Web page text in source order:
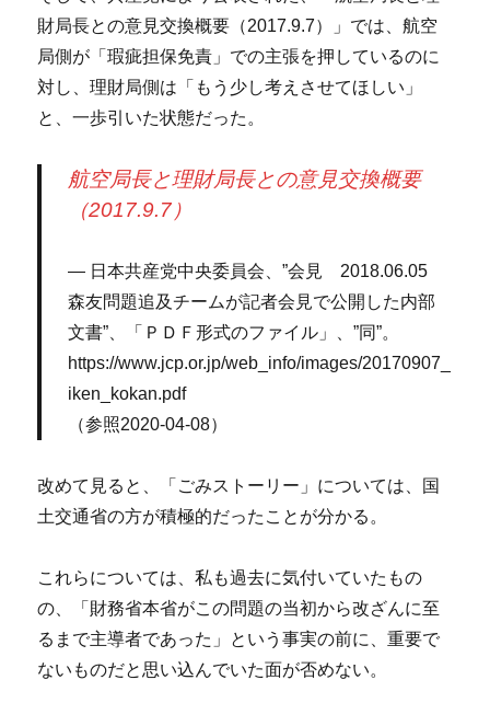
財局長との意見交換概要（2017.9.7）」では、航空
局側が「瑕疵担保免責」での主張を押しているのに
対し、理財局側は「もう少し考えさせてほしい」
と、一歩引いた状態だった。
航空局長と理財局長との意見交換概要
（2017.9.7）
日本共産党中央委員会、”会見 2018.06.05
森友問題追及チームが記者会見で公開した内部
文書”、「ＰＤＦ形式のファイル」、”同”。
https://www.jcp.or.jp/web_info/images/20170907_
iken_kokan.pdf
（参照2020-04-08）
改めて見ると、「ごみストーリー」については、国
土交通省の方が積極的だったことが分かる。
これらについては、私も過去に気付いていたもの
の、「財務省本省がこの問題の当初から改ざんに至
るまで主導者であった」という事実の前に、重要で
ないものだと思い込んでいた面が否めない。